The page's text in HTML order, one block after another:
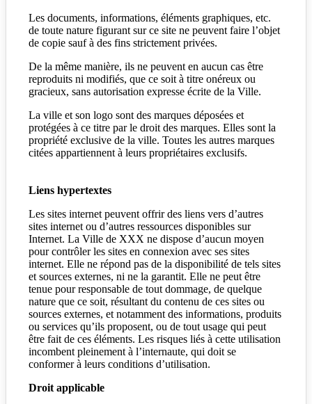
Les documents, informations, éléments graphiques, etc.
de toute nature figurant sur ce site ne peuvent faire l’objet
de copie sauf à des fins strictement privées.
De la même manière, ils ne peuvent en aucun cas être
reproduits ni modifiés, que ce soit à titre onéreux ou
gracieux, sans autorisation expresse écrite de la Ville.
La ville et son logo sont des marques déposées et
protégées à ce titre par le droit des marques. Elles sont la
propriété exclusive de la ville. Toutes les autres marques
citées appartiennent à leurs propriétaires exclusifs.
Liens hypertextes
Les sites internet peuvent offrir des liens vers d’autres
sites internet ou d’autres ressources disponibles sur
Internet. La Ville de XXX ne dispose d’aucun moyen
pour contrôler les sites en connexion avec ses sites
internet. Elle ne répond pas de la disponibilité de tels sites
et sources externes, ni ne la garantit. Elle ne peut être
tenue pour responsable de tout dommage, de quelque
nature que ce soit, résultant du contenu de ces sites ou
sources externes, et notamment des informations, produits
ou services qu’ils proposent, ou de tout usage qui peut
être fait de ces éléments. Les risques liés à cette utilisation
incombent pleinement à l’internaute, qui doit se
conformer à leurs conditions d’utilisation.
Droit applicable